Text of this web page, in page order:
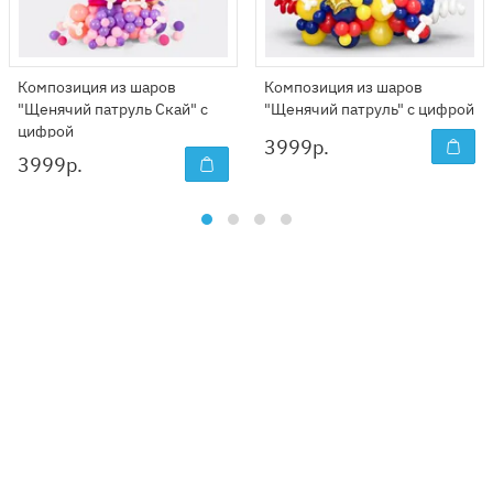
Композиция из шаров
"Щенячий патруль Скай" с
цифрой
3999р.
Композиция из шаров
"Щенячий патруль" с цифрой
3999р.